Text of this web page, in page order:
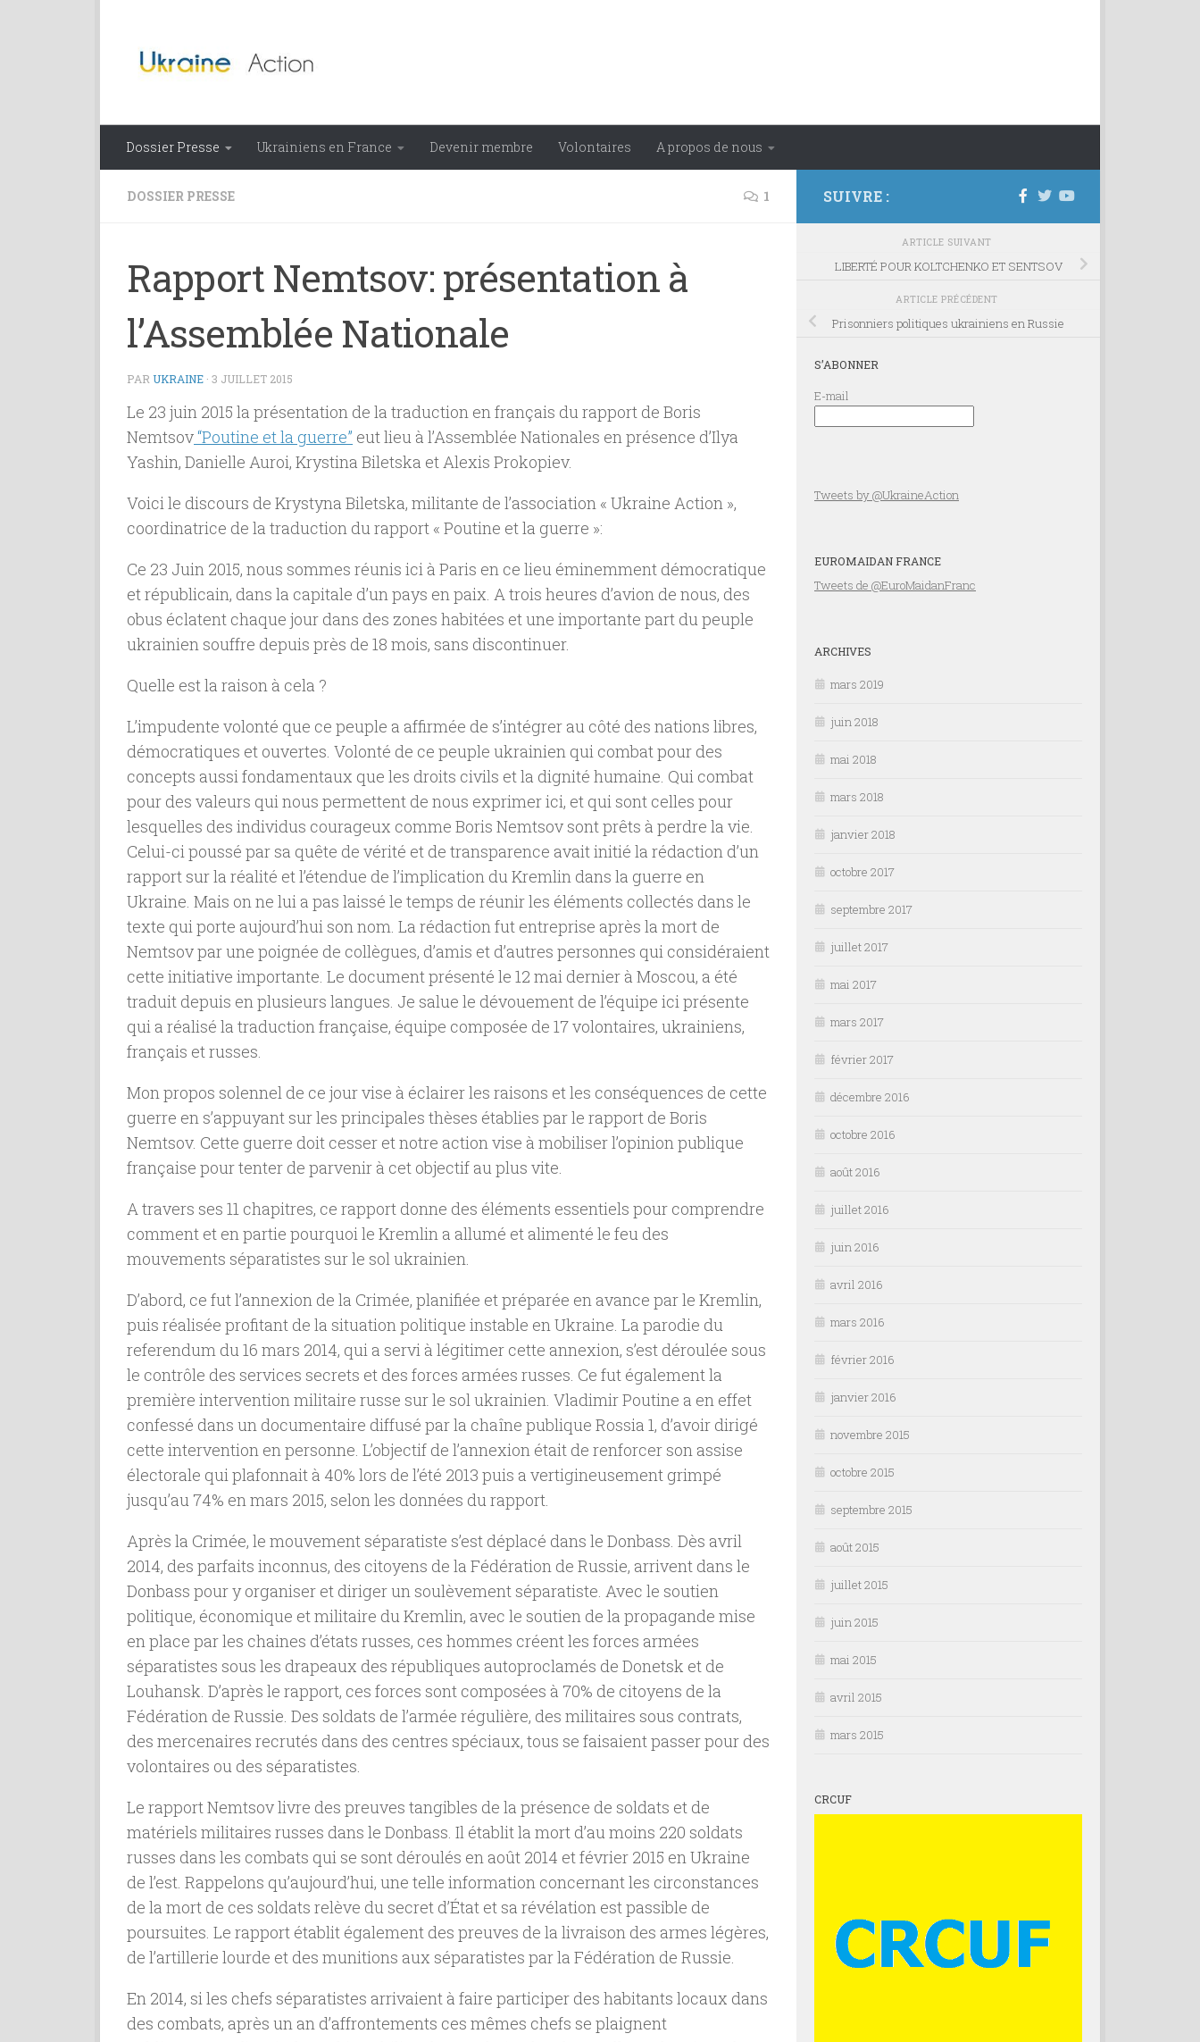
Dossier Presse Ukrainiens en France Devenir membre Volontaires A propos de nous
DOSSIER PRESSE 1
Rapport Nemtsov: présentation à
l’Assemblée Nationale
PAR UKRAINE · 3 JUILLET 2015
Le 23 juin 2015 la présentation de la traduction en français du rapport de Boris
Nemtsov“Poutine et la guerre” eut lieu à l’Assemblée Nationales en présence d’Ilya
Yashin, Danielle Auroi, Krystina Biletska et Alexis Prokopiev.
Voici le discours de Krystyna Biletska, militante de l’association « Ukraine Action »,
coordinatrice de la traduction du rapport « Poutine et la guerre »:
Ce 23 Juin 2015, nous sommes réunis ici à Paris en ce lieu éminemment démocratique
et républicain, dans la capitale d’un pays en paix. A trois heures d’avion de nous, des
obus éclatent chaque jour dans des zones habitées et une importante part du peuple
ukrainien souffre depuis près de 18 mois, sans discontinuer.
Quelle est la raison à cela ?
L’impudente volonté que ce peuple a affirmée de s’intégrer au côté des nations libres,
démocratiques et ouvertes. Volonté de ce peuple ukrainien qui combat pour des
concepts aussi fondamentaux que les droits civils et la dignité humaine. Qui combat
pour des valeurs qui nous permettent de nous exprimer ici, et qui sont celles pour
lesquelles des individus courageux comme Boris Nemtsov sont prêts à perdre la vie.
Celui-ci poussé par sa quête de vérité et de transparence avait initié la rédaction d’un
rapport sur la réalité et l’étendue de l’implication du Kremlin dans la guerre en
Ukraine. Mais on ne lui a pas laissé le temps de réunir les éléments collectés dans le
texte qui porte aujourd’hui son nom. La rédaction fut entreprise après la mort de
Nemtsov par une poignée de collègues, d’amis et d’autres personnes qui considéraient
cette initiative importante. Le document présenté le 12 mai dernier à Moscou, a été
traduit depuis en plusieurs langues. Je salue le dévouement de l’équipe ici présente
qui a réalisé la traduction française, équipe composée de 17 volontaires, ukrainiens,
français et russes.
Mon propos solennel de ce jour vise à éclairer les raisons et les conséquences de cette
guerre en s’appuyant sur les principales thèses établies par le rapport de Boris
Nemtsov. Cette guerre doit cesser et notre action vise à mobiliser l’opinion publique
française pour tenter de parvenir à cet objectif au plus vite.
A travers ses 11 chapitres, ce rapport donne des éléments essentiels pour comprendre
comment et en partie pourquoi le Kremlin a allumé et alimenté le feu des
mouvements séparatistes sur le sol ukrainien.
D’abord, ce fut l’annexion de la Crimée, planifiée et préparée en avance par le Kremlin,
puis réalisée profitant de la situation politique instable en Ukraine. La parodie du
referendum du 16 mars 2014, qui a servi à légitimer cette annexion, s’est déroulée sous
le contrôle des services secrets et des forces armées russes. Ce fut également la
première intervention militaire russe sur le sol ukrainien. Vladimir Poutine a en effet
confessé dans un documentaire diffusé par la chaîne publique Rossia 1, d’avoir dirigé
cette intervention en personne. L’objectif de l’annexion était de renforcer son assise
électorale qui plafonnait à 40% lors de l’été 2013 puis a vertigineusement grimpé
jusqu’au 74% en mars 2015, selon les données du rapport.
Après la Crimée, le mouvement séparatiste s’est déplacé dans le Donbass. Dès avril
2014, des parfaits inconnus, des citoyens de la Fédération de Russie, arrivent dans le
Donbass pour y organiser et diriger un soulèvement séparatiste. Avec le soutien
politique, économique et militaire du Kremlin, avec le soutien de la propagande mise
en place par les chaines d’états russes, ces hommes créent les forces armées
séparatistes sous les drapeaux des républiques autoproclamés de Donetsk et de
Louhansk. D’après le rapport, ces forces sont composées à 70% de citoyens de la
Fédération de Russie. Des soldats de l’armée régulière, des militaires sous contrats,
des mercenaires recrutés dans des centres spéciaux, tous se faisaient passer pour des
volontaires ou des séparatistes.
Le rapport Nemtsov livre des preuves tangibles de la présence de soldats et de
matériels militaires russes dans le Donbass. Il établit la mort d’au moins 220 soldats
russes dans les combats qui se sont déroulés en août 2014 et février 2015 en Ukraine
de l’est. Rappelons qu’aujourd’hui, une telle information concernant les circonstances
de la mort de ces soldats relève du secret d’État et sa révélation est passible de
poursuites. Le rapport établit également des preuves de la livraison des armes légères,
de l’artillerie lourde et des munitions aux séparatistes par la Fédération de Russie.
En 2014, si les chefs séparatistes arrivaient à faire participer des habitants locaux dans
des combats, après un an d’affrontements ces mêmes chefs se plaignent
SUIVRE :
ARTICLE SUIVANT
LIBERTÉ POUR KOLTCHENKO ET SENTSOV
ARTICLE PRÉCÉDENT
Prisonniers politiques ukrainiens en Russie
S’ABONNER
E-mail
Tweets by @UkraineAction
EUROMAIDAN FRANCE
Tweets de @EuroMaidanFranc
ARCHIVES
mars 2019
juin 2018
mai 2018
mars 2018
janvier 2018
octobre 2017
septembre 2017
juillet 2017
mai 2017
mars 2017
février 2017
décembre 2016
octobre 2016
août 2016
juillet 2016
juin 2016
avril 2016
mars 2016
février 2016
janvier 2016
novembre 2015
octobre 2015
septembre 2015
août 2015
juillet 2015
juin 2015
mai 2015
avril 2015
mars 2015
CRCUF